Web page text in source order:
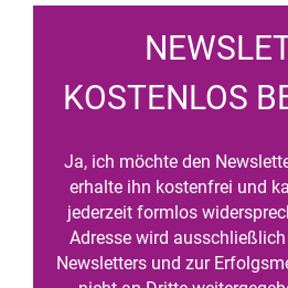
KOSTENLOS
Ja, ich möchte den
erhalte ihn kostenfrei und
jederzeit formlos
Adresse wird
Newsletters und zur